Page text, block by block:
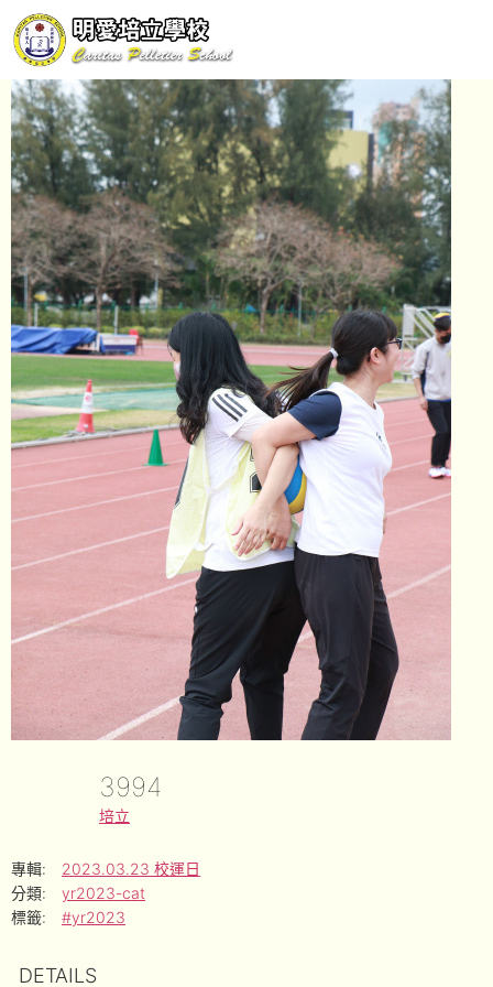
3994
培立
專輯:
2023.03.23 校運日
分類:
yr2023-cat
標籤:
#yr2023
DETAILS